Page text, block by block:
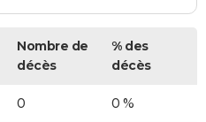
Nombre de
décès
% des
décès
0 0 %